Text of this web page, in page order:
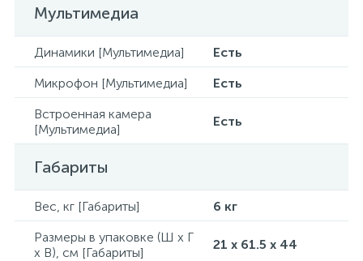
Мультимедиа
Динамики [Мультимедиа]
Есть
Микрофон [Мультимедиа]
Есть
Встроенная камера
[Мультимедиа]
Есть
Габариты
Вес, кг [Габариты]
6 кг
Размеры в упаковке (Ш x Г
x В), см [Габариты]
21 x 61.5 x 44